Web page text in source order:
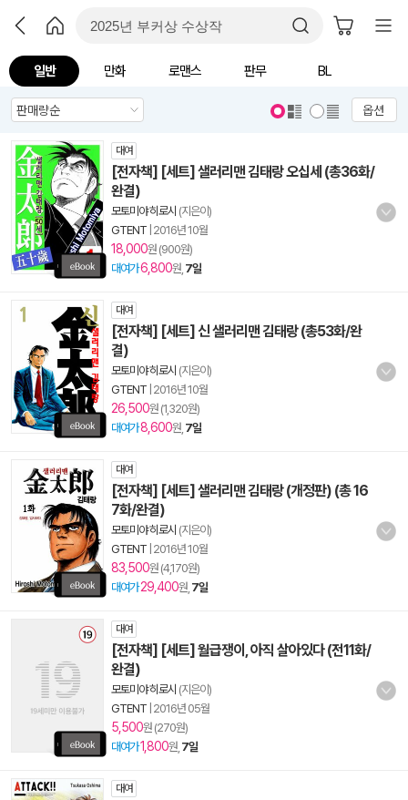
일반 만화 로맨스 판무 BL
옵션
대여
[전자책] [세트] 샐러리맨 김태랑 오십세 (총36화/
완결)
모토미야 히로시 (지은이)
GTENT 2016년 10월
18,000원 (900원)
대여가6,800원, 7일
대여
[전자책] [세트] 신 샐러리맨 김태랑 (총53화/완
결)
모토미야 히로시 (지은이)
GTENT 2016년 10월
26,500원 (1,320원)
대여가8,600원, 7일
대여
[전자책] [세트] 샐러리맨 김태랑 (개정판) (총 16
7화/완결)
모토미야 히로시 (지은이)
GTENT 2016년 10월
83,500원 (4,170원)
대여가 29,400원, 7일
대여
[전자책] [세트] 월급쟁이, 아직 살아있다 (전11화/
완결)
모토미야 히로시 (지은이)
GTENT 2016년 05월
5,500원 (270원)
대여가1,800원, 7일
대여